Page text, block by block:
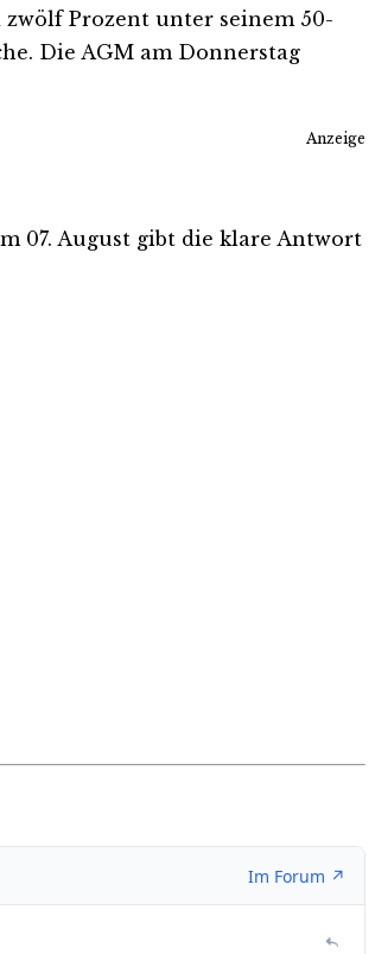
Prozent unter seinem 50-
Die AGM am Donnerstag
Anzeige
07. August gibt die klare Antwort